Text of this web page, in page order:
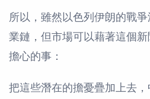
所以，雖然以色列伊朗的戰
業鏈，但市場可以藉著這個
擔心的事：
把這些潛在的擔憂疊加上去